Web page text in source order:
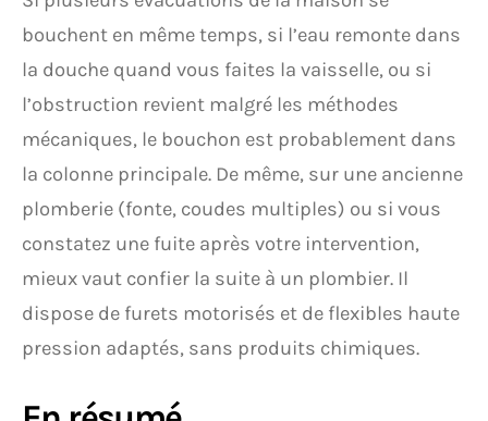
bouchent en même temps, si l’eau remonte dans
la douche quand vous faites la vaisselle, ou si
l’obstruction revient malgré les méthodes
mécaniques, le bouchon est probablement dans
la colonne principale. De même, sur une ancienne
plomberie (fonte, coudes multiples) ou si vous
constatez une fuite après votre intervention,
mieux vaut confier la suite à un plombier. Il
dispose de furets motorisés et de flexibles haute
pression adaptés, sans produits chimiques.